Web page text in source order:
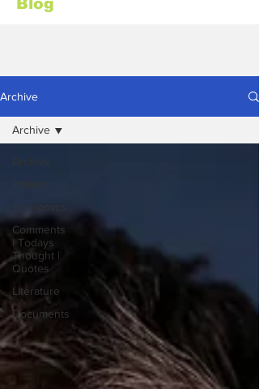
Blog
Archive
Comments
| Todays
Thought |
Quotes
Literature
Documents
Archive